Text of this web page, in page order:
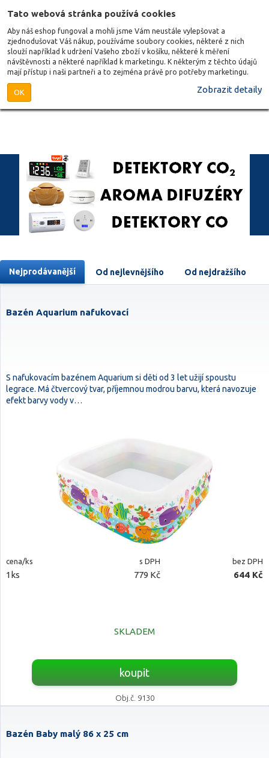
Tato webová stránka používá cookies
Aby náš eshop fungoval a mohli jsme Vám neustále vylepšovat a
zjednodušovat Váš nákup, používáme soubory cookies, některé z nich
slouží například k udržení Vašeho zboží v košíku, některé k měření
návštěvnosti a některé například k marketingu. K některým z těchto údajů
mají přístup i naši partneři a to zejména právě pro potřeby marketingu.
OK Zobrazit detaily
Nejprodávanější Od nejlevnějšího Od nejdražšího
Bazén Aquarium nafukovací
S nafukovacím bazénem Aquarium si děti od 3 let užijí spoustu
legrace. Má čtvercový tvar, příjemnou modrou barvu, která navozuje
efekt barvy vody v…
cena/ks s DPH bez DPH
1ks 779 Kč 644 Kč
SKLADEM
koupit
Obj.č. 9130
Bazén Baby malý 86 x 25 cm